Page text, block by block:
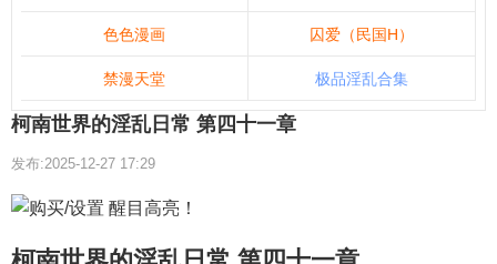
色色漫画 囚爱（民国H）
禁漫天堂 极品淫乱合集
柯南世界的淫乱日常 第四十一章
发布:2025-12-27 17:29